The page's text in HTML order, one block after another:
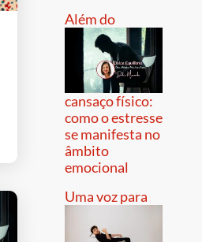
Além do
cansaço físico:
como o estresse
se manifesta no
âmbito
emocional
Uma voz para